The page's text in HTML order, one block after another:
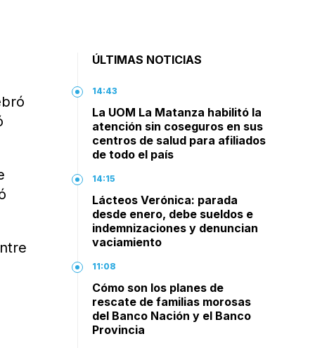
ÚLTIMAS NOTICIAS
14:43
La UOM La Matanza habilitó la
atención sin coseguros en sus
centros de salud para afiliados
de todo el país
14:15
Lácteos Verónica: parada
desde enero, debe sueldos e
indemnizaciones y denuncian
vaciamiento
11:08
Cómo son los planes de
rescate de familias morosas
del Banco Nación y el Banco
Provincia